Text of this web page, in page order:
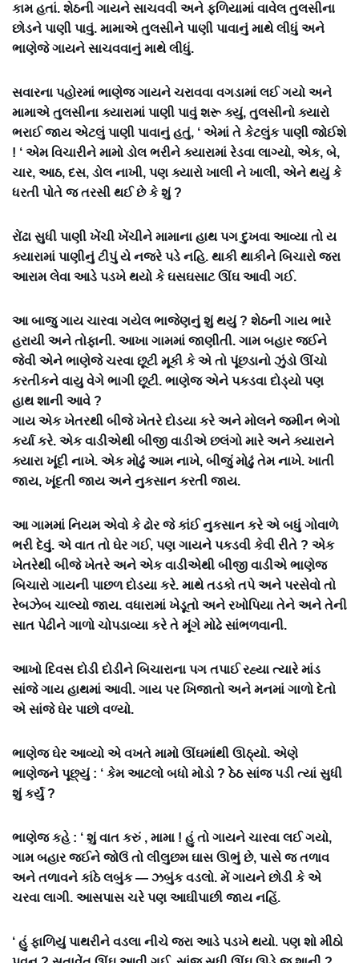
કામ હતાં. શેઠની ગાયને સાચવવી અને ફળિયામાં વાવેલ તુલસીના
છોડને પાણી પાવું. મામાએ તુલસીને પાણી પાવાનું માથે લીધું અને
ભાણેજે ગાયને સાચવવાનું માથે લીધું.
સવારના પહોરમાં ભાણેજ ગાયને ચરાવવા વગડામાં લઈ ગયો અને
મામાએ તુલસીના ક્યારામાં પાણી પાવું શરૂ ક્યું, તુલસીનો ક્યારો
ભરાઈ જાય એટલું પાણી પાવાનું હતું, ‘ એમાં તે કેટલુંક પાણી જોઈશે
! ‘ એમ વિચારીને મામો ડોલ ભરીને ક્યારામાં રેડવા લાગ્યો, એક, બે,
ચાર, આઠ, દસ, ડોલ નાખી, પણ ક્યારો ખાલી ને ખાલી, એને થયું કે
ધરતી પોતે જ તરસી થઈ છે કે શું ?
રોંઢા સુધી પાણી ખેંચી ખેંચીને મામાના હાથ પગ દુખવા આવ્યા તો ય
ક્યારામાં પાણીનું ટીપું યે નજરે પડે નહિ. થાકી થાકીને બિચારો જરા
આરામ લેવા આડે પડખે થયો કે ઘસઘસાટ ઊંઘ આવી ગઈ.
આ બાજુ ગાય ચારવા ગયેલ ભાજેણનું શું થયું ? શેઠની ગાય ભારે
હરાયી અને તોફાની. આખા ગામમાં જાણીતી. ગામ બહાર જઈને
જેવી એને ભાણેજે ચરવા છૂટી મૂકી કે એ તો પૂંછડાનો ઝુંડો ઊંચો
કરતીકને વાયુ વેગે ભાગી છૂટી. ભાણેજ એને પકડવા દોડ્યો પણ
હાથ શાની આવે ?
ગાય એક ખેતરથી બીજે ખેતરે દોડયા કરે અને મોલને જમીન ભેગો
કર્યા કરે. એક વાડીએથી બીજી વાડીએ છલંગો મારે અને ક્યારાને
ક્યારા ખૂંદી નાખે. એક મોઢું આમ નાખે, બીજું મોઢું તેમ નાખે. ખાતી
જાય, ખૂંદતી જાય અને નુકસાન કરતી જાય.
આ ગામમાં નિયમ એવો કે ઢોર જે કાંઈ નુકસાન કરે એ બધું ગોવાળે
ભરી દેવું. એ વાત તો ઘેર ગઈ, પણ ગાયને પકડવી કેવી રીતે ? એક
ખેતરેથી બીજે ખેતરે અને એક વાડીએથી બીજી વાડીએ ભાણેજ
બિચારો ગાયની પાછળ દોડયા કરે. માથે તડકો તપે અને પરસેવો તો
રેબઝેબ ચાલ્યો જાય. વધારામાં ખેડૂતો અને રખોપિયા તેને અને તેની
સાત પેઢીને ગાળો ચોપડાવ્યા કરે તે મૂંગે મોઢે સાંભળવાની.
આખો દિવસ દોડી દોડીને બિચારાના પગ તપાઈ રહ્યા ત્યારે માંડ
સાંજે ગાય હાથમાં આવી. ગાય પર ખિજાતો અને મનમાં ગાળો દેતો
એ સાંજે ઘેર પાછો વળ્યો.
ભાણેજ ઘેર આવ્યો એ વખતે મામો ઊંઘમાંથી ઊઠ્યો. એણે
ભાણેજને પૂછ્યું : ‘ કેમ આટલો બધો મોડો ? ઠેઠ સાંજ પડી ત્યાં સુધી
શું કર્યું ?
ભાણેજ કહે : ‘ શું વાત કરું , મામા ! હું તો ગાયને ચારવા લઈ ગયો,
ગામ બહાર જઈને જોઉં તો લીલુછમ ઘાસ ઊભું છે, પાસે જ તળાવ
અને તળાવને કાંઠે લબુંક — ઝબુંક વડલો. મેં ગાયને છોડી કે એ
ચરવા લાગી. આસપાસ ચરે પણ આઘીપાછી જાય નહિં.
‘ હું ફાળિયું પાથરીને વડલા નીચે જરા આડે પડખે થયો. પણ શો મીઠો